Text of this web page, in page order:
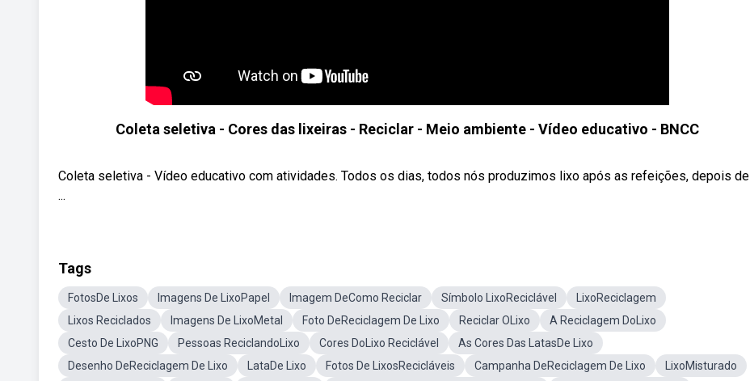
Coleta seletiva - Cores das lixeiras - Reciclar - Meio ambiente - Vídeo educativo - BNCC
Coleta seletiva - Vídeo educativo com atividades. Todos os dias, todos nós produzimos lixo após as refeições, depois de
...
Tags
FotosDe Lixos Imagens De LixoPapel Imagem DeComo Reciclar Símbolo LixoReciclável
LixoReciclagem
Lixos Reciclados
Imagens De LixoMetal Foto DeReciclagem De Lixo Reciclar OLixo
A Reciclagem DoLixo
Cesto De LixoPNG
Pessoas ReciclandoLixo Cores DoLixo Reciclável
As Cores Das LatasDe Lixo
Desenho DeReciclagem De Lixo
LataDe Lixo Fotos De LixosRecicláveis Campanha DeReciclagem De Lixo
LixoMisturado